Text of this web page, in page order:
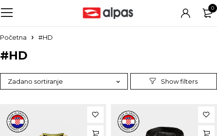
0
Početna #HD
#HD
Zadano sortiranje